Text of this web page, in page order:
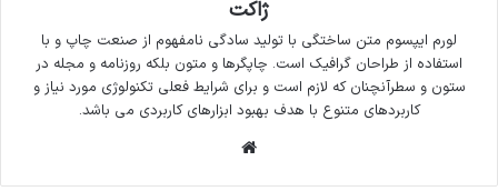
ژاکت
لورم ایپسوم متن ساختگی با تولید سادگی نامفهوم از صنعت چاپ و با
استفاده از طراحان گرافیک است. چاپگرها و متون بلکه روزنامه و مجله در
ستون و سطرآنچنان که لازم است و برای شرایط فعلی تکنولوژی مورد نیاز و
کاربردهای متنوع با هدف بهبود ابزارهای کاربردی می باشد.